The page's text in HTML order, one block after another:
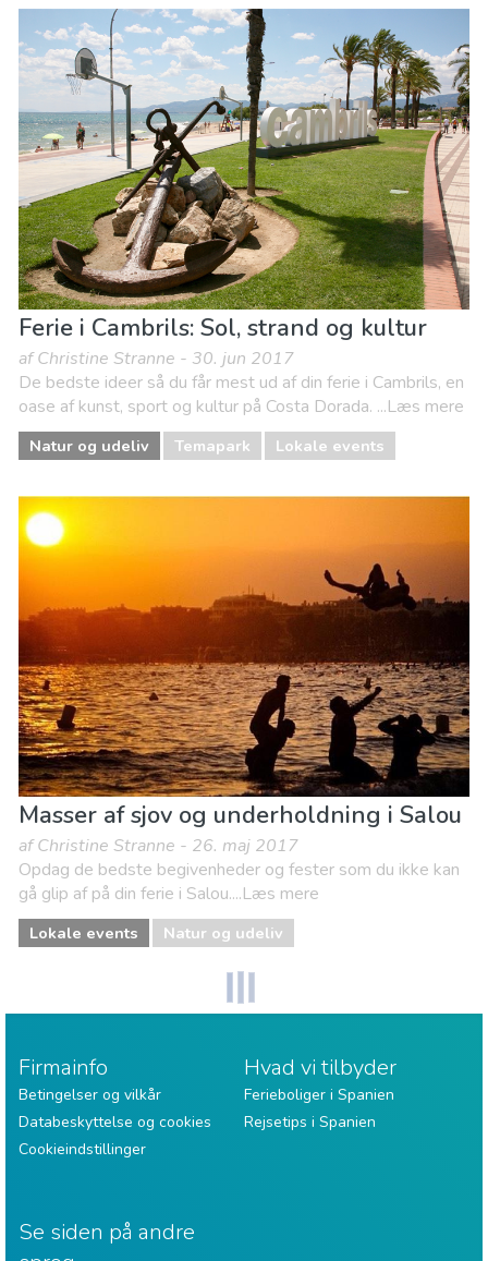
Børn og familie
Lokale events
Museum & Kunst
Natur og udeliv
Strande
Ferie i Cambrils: Sol, strand og kultur
af Christine Stranne - 30. jun 2017
De bedste ideer så du får mest ud af din ferie i Cambrils, en
oase af kunst, sport og kultur på Costa Dorada. ...Læs mere
Natur og udeliv Temapark Lokale events
Masser af sjov og underholdning i Salou
af Christine Stranne - 26. maj 2017
Opdag de bedste begivenheder og fester som du ikke kan
gå glip af på din ferie i Salou....Læs mere
Lokale events Natur og udeliv
Firmainfo
Betingelser og vilkår
Databeskyttelse og cookies
Cookieindstillinger
Hvad vi tilbyder
Ferieboliger i Spanien
Rejsetips i Spanien
Se siden på andre